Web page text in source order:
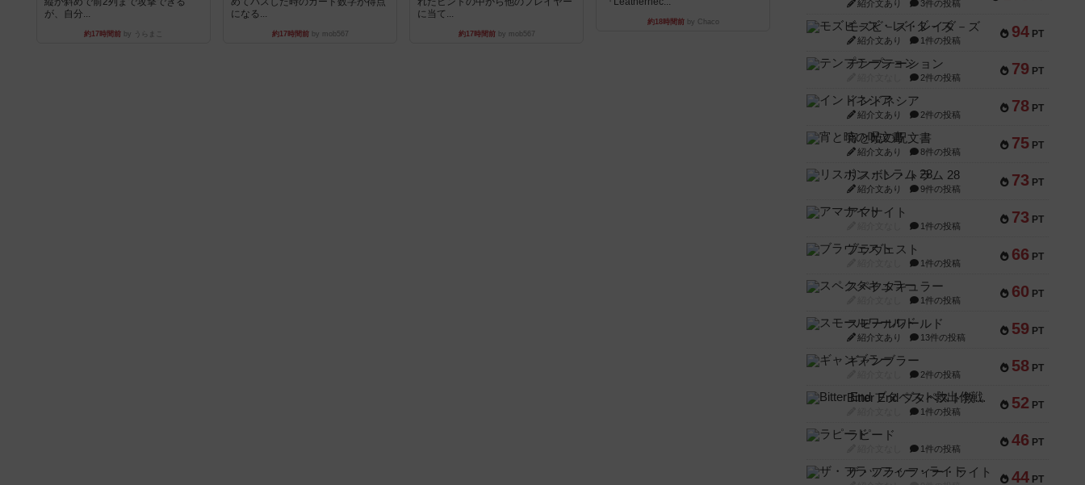
が、自分...
約17時間前 by うらまこ
になる...
約17時間前by mob567
に当て...
約17時間前by mob567
約18時間前by Chaco
紹介文あり 3件の投稿
94 PT
モズビ－ズ・レイダ－ズ
紹介文あり 1件の投稿
79 PT
テンプテーション
2件の投稿
78 PT
インドネシア
紹介文あり 2件の投稿
75 PT
宵と暁の呪文書
紹介文あり 8件の投稿
73 PT
リスボン・トラム 28
紹介文あり 9件の投稿
73 PT
アマナイト
1件の投稿
66 PT
ブラヴェスト
1件の投稿
60 PT
スペクタキュラー
1件の投稿
59 PT
スモールワールド
紹介文あり 13件の投稿
58 PT
ギャンブラー
2件の投稿
52 PT
Bitter End ブタペスト救出作戦
1件の投稿
46 PT
ラピード
1件の投稿
44 PT
ザ・フラッフィー・ライト